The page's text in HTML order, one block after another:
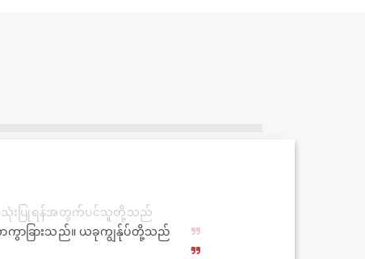
ကွာခြားသည်။ ယခုကျွန်ုပ်တို့သည်